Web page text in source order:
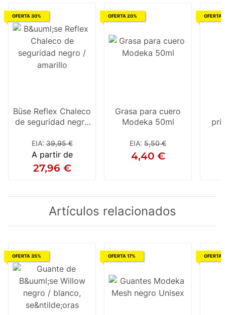
OFERTA 30%
Büse Reflex Chaleco
de seguridad negro
EIA:39,95 €
A partir de
27,96 €
OFERTA 20%
Grasa para cuero
Modeka 50ml
EIA: 5,50 €
4,40 €
OFERTA
Artículos relacionados
OFERTA 35% OFERTA 17% OFERTA